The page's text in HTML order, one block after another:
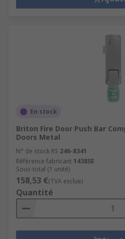
En stock
Briton Fire Door Push Bar
Doors Metal
N° de stock RS 246-8341
Référence fabricant 1438SE
Sous-total (1 unité)
158,53 €(TVA exclue)
Quantité